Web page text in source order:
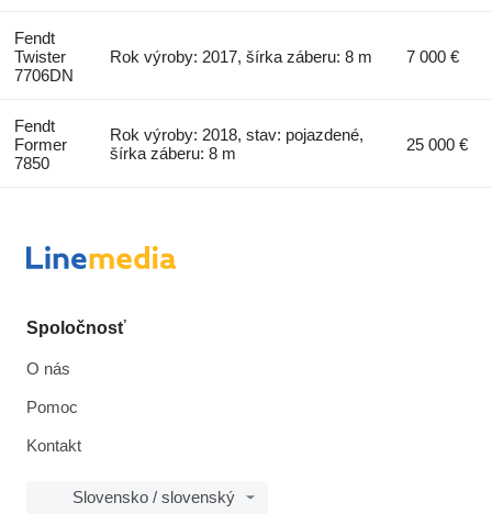
Fendt
Twister
7706DN
Rok výroby: 2017, šírka záberu: 8 m 7 000 €
Fendt
Former
7850
Rok výroby: 2018, stav: pojazdené,
šírka záberu: 8 m
25 000 €
Spoločnosť
O nás
Pomoc
Kontakt
Slovensko / slovenský